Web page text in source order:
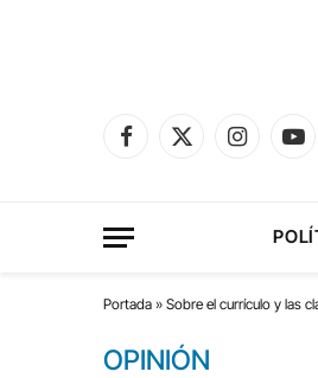
Facebook
X
Instagram
Portada » Sobre el currículo y las
OPINIÓN